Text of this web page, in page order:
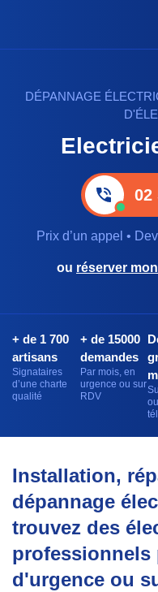
DÉPANNAGE
02
Prix d’un appel •
ou réserver
+ de 1 700
artisans
Signataires
d’une charte
qualité
+ de 15000
demandes
Par mois, en
urgence ou sur
RDV
Installation,
dépannage
trouvez des
professionnels
d'urgence ou